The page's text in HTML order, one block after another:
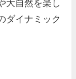
大自然を楽し
ダイナミック